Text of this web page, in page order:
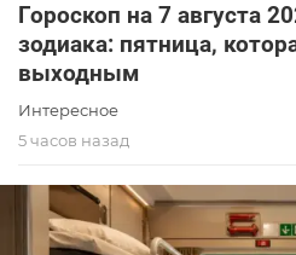
Гороскоп на 7 августа
зодиака: пятница,
выходным
Интересное
5 часов назад